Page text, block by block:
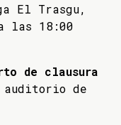
El Trasgu,
las 18:00
de clausura
de